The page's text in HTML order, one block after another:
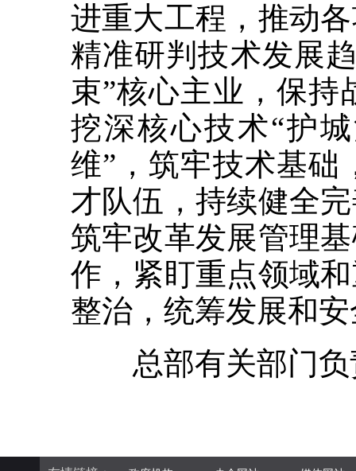
进重大工程，推动
精准研判技术发展
束”核心主业，保
挖深核心技术“护
维”，筑牢技术基础
才队伍，持续健全
筑牢改革发展管理
作，紧盯重点领域
整治，统筹发展和
总部有关部门负